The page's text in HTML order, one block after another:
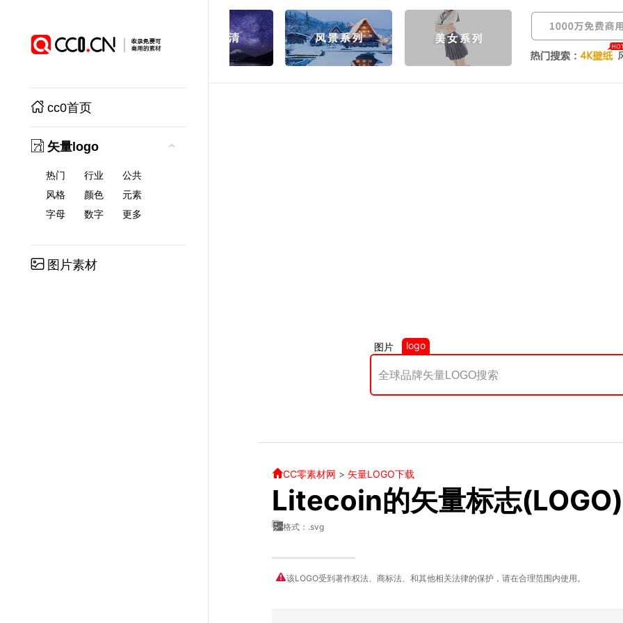
cc0首页
矢量logo
热门 行业
公共
风格
颜色
元素
字母
数字 更多
图片素材
图片 logo
CC零素材网 > 矢量LOGO下载
Litecoin的矢量标志
格式：.svg
该LOGO受到著作权法、商标法、和其他相关法律的保护，请在合理范围内使用。